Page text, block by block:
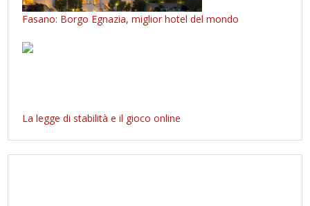
Fasano: Borgo Egnazia, miglior hotel del mondo
La legge di stabilità e il gioco online